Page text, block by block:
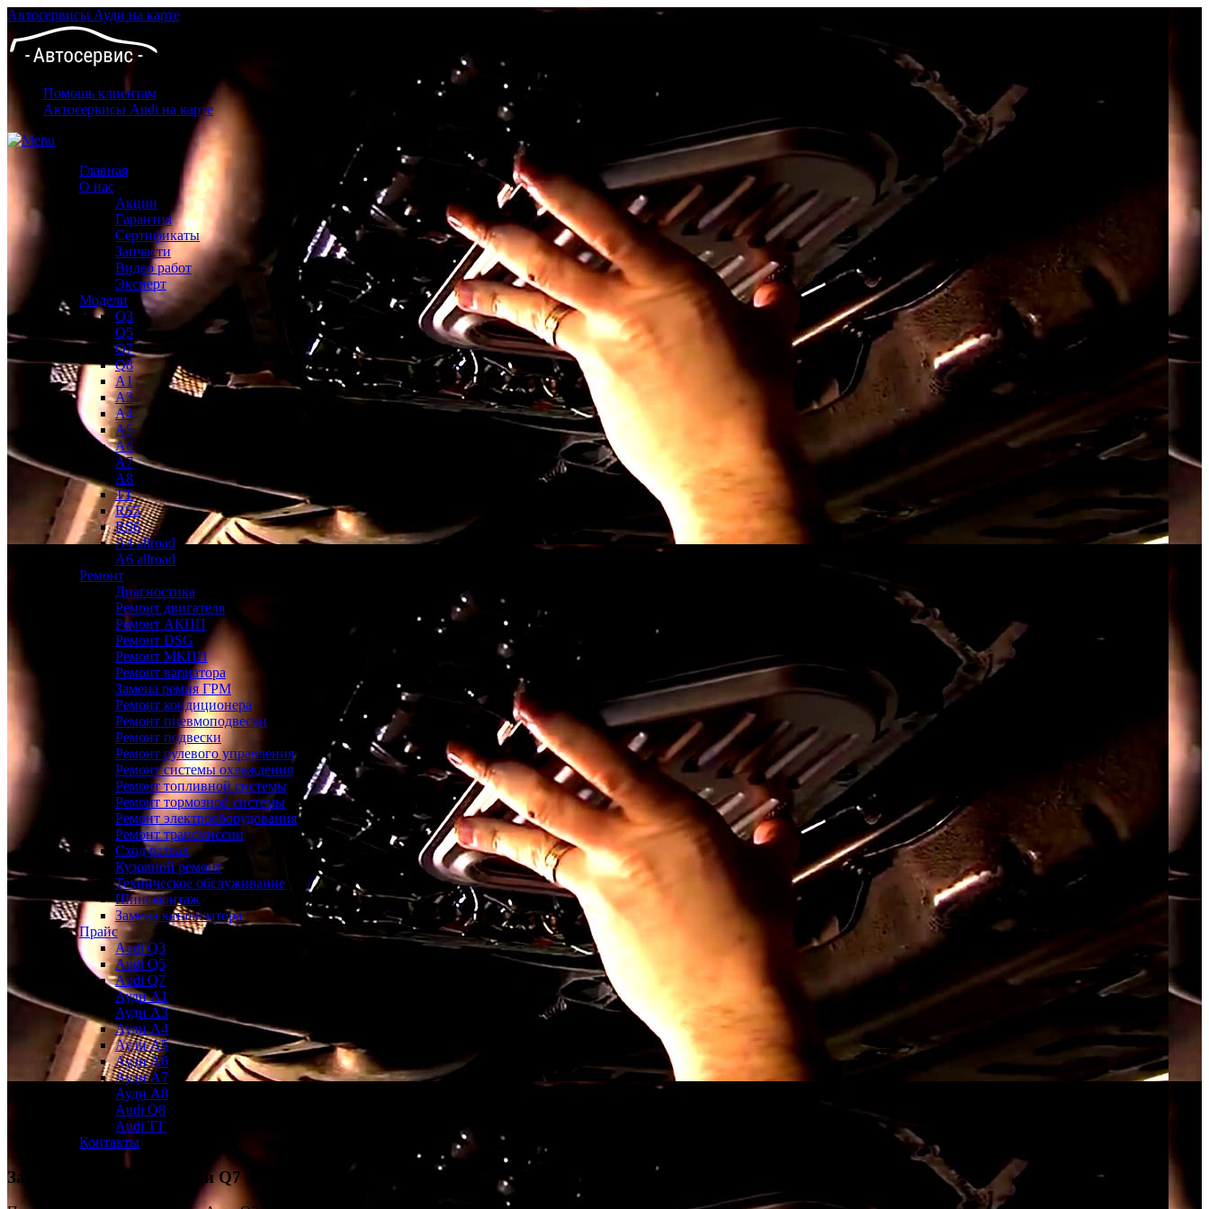
Автосервисы Ауди на карте
Помощь клиентам
Автосервисы Audi на карте
Главная
О нас
Акции
Гарантия
Сертификаты
Запчасти
Видео работ
Эксперт
Модели
Q3
Q5
Q7
Q8
A1
A3
A4
A5
A6
A7
A8
TT
RS5
RS6
A4 allroad
A6 allroad
Ремонт
Диагностика
Ремонт двигателя
Ремонт АКПП
Ремонт DSG
Ремонт МКПП
Ремонт вариатора
Замена ремня ГРМ
Ремонт кондиционера
Ремонт пневмоподвески
Ремонт подвески
Ремонт рулевого управления
Ремонт системы охлаждения
Ремонт топливной системы
Ремонт тормозной системы
Ремонт электрооборудования
Ремонт трансмиссии
Сход развал
Кузовной ремонт
Техническое обслуживание
Шиномонтаж
Замена катализатора
Прайс
Audi Q3
Audi Q5
Audi Q7
Ауди А1
Ауди А3
Ауди А4
Ауди A5
Ауди А6
Ауди А7
Ауди A8
Audi Q8
Audi TT
Контакты
Замена масла АКПП Ауди Q7